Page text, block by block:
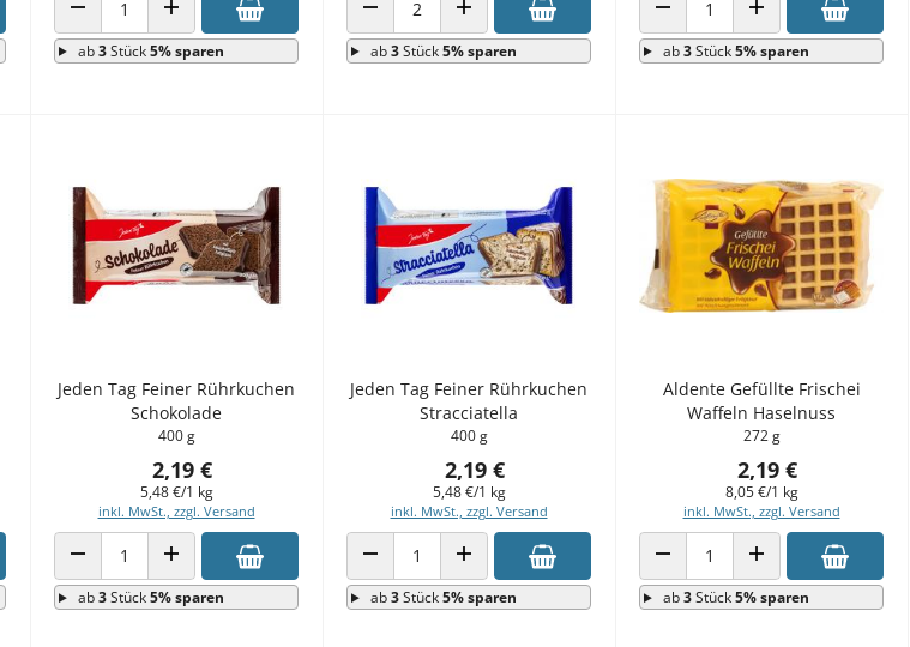
ANZAHL VERRINGERNANZAHL ERHÖHEN
ab3Stück5% sparen
ANZAHL VERRINGERNANZAHL ERHÖHEN
ab3Stück5% sparen
ANZAHL VERRINGERNANZAHL ERHÖHEN
ab3Stück5% sparen
Jeden Tag Feiner Rührkuchen
Schokolade
400 g
2,19 €
5,48 €/1 kg
inkl. MwSt., zzgl. Versand
ANZAHL VERRINGERNANZAHL ERHÖHEN
ab3Stück5% sparen
Jeden Tag Feiner Rührkuchen
Stracciatella
400 g
2,19 €
5,48 €/1 kg
inkl. MwSt., zzgl. Versand
ANZAHL VERRINGERNANZAHL ERHÖHEN
ab3Stück5% sparen
Aldente Gefüllte Frischei
Waffeln Haselnuss
272 g
2,19 €
8,05 €/1 kg
inkl. MwSt., zzgl. Versand
ANZAHL VERRINGERNANZAHL ERHÖHEN
ab3Stück5% sparen